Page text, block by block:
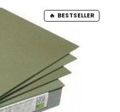
BESTSELLER